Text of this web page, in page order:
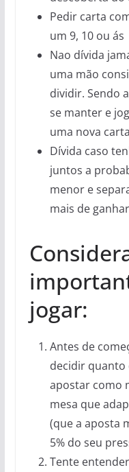
Pedir carta
um 9, 10 ou ás
Nao dívida
uma mão
dividir. Sendo
se manter e
uma nova
Dívida caso
juntos a
menor e
mais de
jogar:
Antes de
decidir quanto
apostar como
mesa que
(que a aposta
5% do seu
Tente